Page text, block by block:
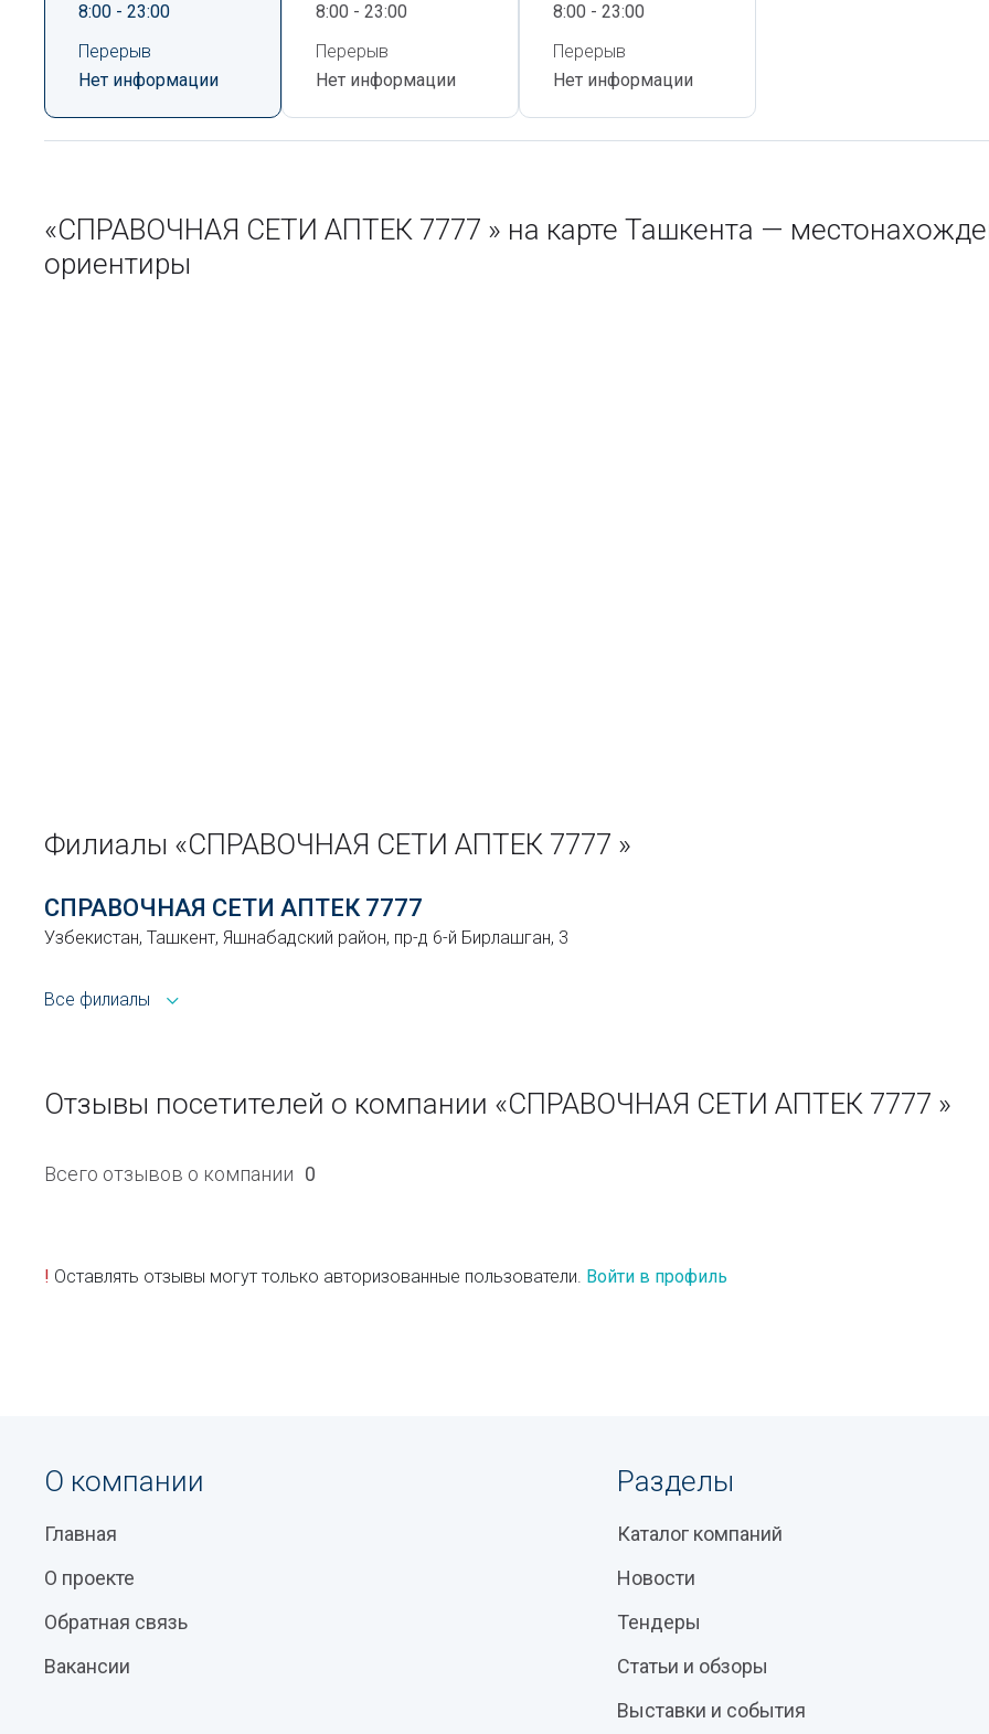
8:00 - 23:00
Перерыв
Нет информации
8:00 - 23:00
Перерыв
Нет информации
8:00 - 23:00
Перерыв
Нет информации
«СПРАВОЧНАЯ СЕТИ АПТЕК 7777 » на карте Ташкента —
ориентиры
Филиалы «СПРАВОЧНАЯ СЕТИ АПТЕК 7777 »
СПРАВОЧНАЯ СЕТИ АПТЕК 7777
Узбекистан, Ташкент, Яшнабадский район, пр-д 6-й Бирлашган, 3
Все филиалы
Отзывы посетителей о компании «СПРАВОЧНАЯ СЕТИ АПТЕК 7777 »
Всего отзывов о компании 0
! Оставлять отзывы могут только авторизованные пользователи. Войти в профиль
О компании
Главная
О проекте
Обратная связь
Вакансии
Разделы
Каталог компаний
Новости
Тендеры
Статьи и обзоры
Выставки и события